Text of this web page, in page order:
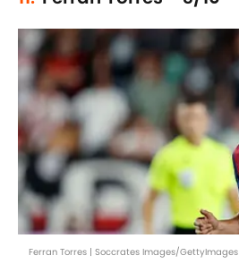
Ferran Torres | Soccrates Images/GettyImages